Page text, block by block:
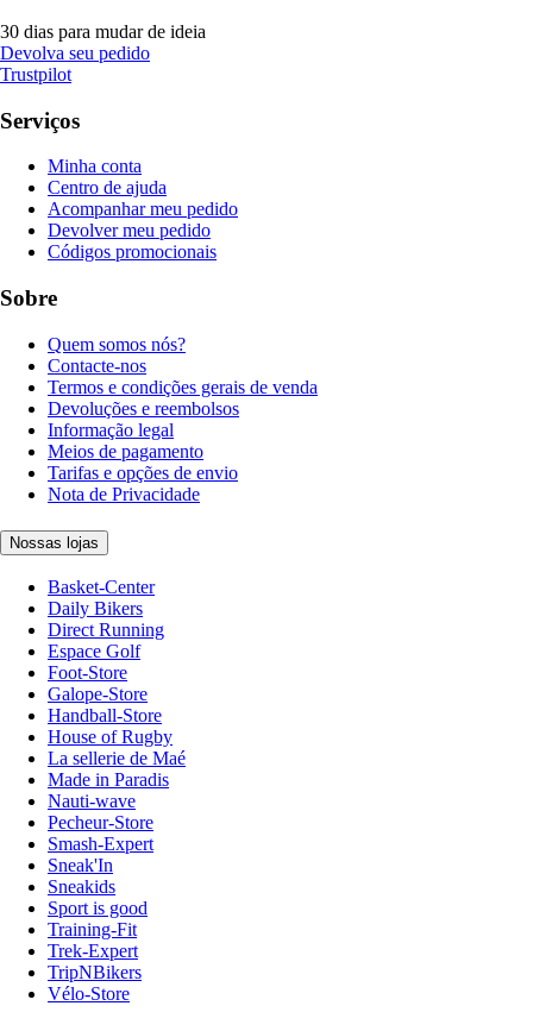
30 dias para mudar de ideia
Devolva seu pedido
Trustpilot
Serviços
Minha conta
Centro de ajuda
Acompanhar meu pedido
Devolver meu pedido
Códigos promocionais
Sobre
Quem somos nós?
Contacte-nos
Termos e condições gerais de venda
Devoluções e reembolsos
Informação legal
Meios de pagamento
Tarifas e opções de envio
Nota de Privacidade
Nossas lojas
Basket-Center
Daily Bikers
Direct Running
Espace Golf
Foot-Store
Galope-Store
Handball-Store
House of Rugby
La sellerie de Maé
Made in Paradis
Nauti-wave
Pecheur-Store
Smash-Expert
Sneak'In
Sneakids
Sport is good
Training-Fit
Trek-Expert
TripNBikers
Vélo-Store